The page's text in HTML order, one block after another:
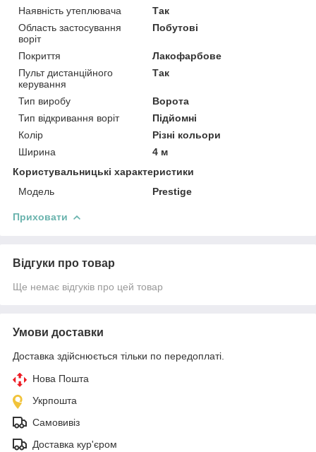
Наявність утеплювача
Так
Область застосування
воріт
Побутові
Покриття
Лакофарбове
Пульт дистанційного
керування
Так
Тип виробу
Ворота
Тип відкривання воріт
Підйомні
Колір
Різні кольори
Ширина
4 м
Користувальницькі характеристики
Модель
Prestige
Приховати
Відгуки про товар
Ще немає відгуків про цей товар
Умови доставки
Доставка здійснюється тільки по передоплаті.
Нова Пошта
Укрпошта
Самовивіз
Доставка кур'єром